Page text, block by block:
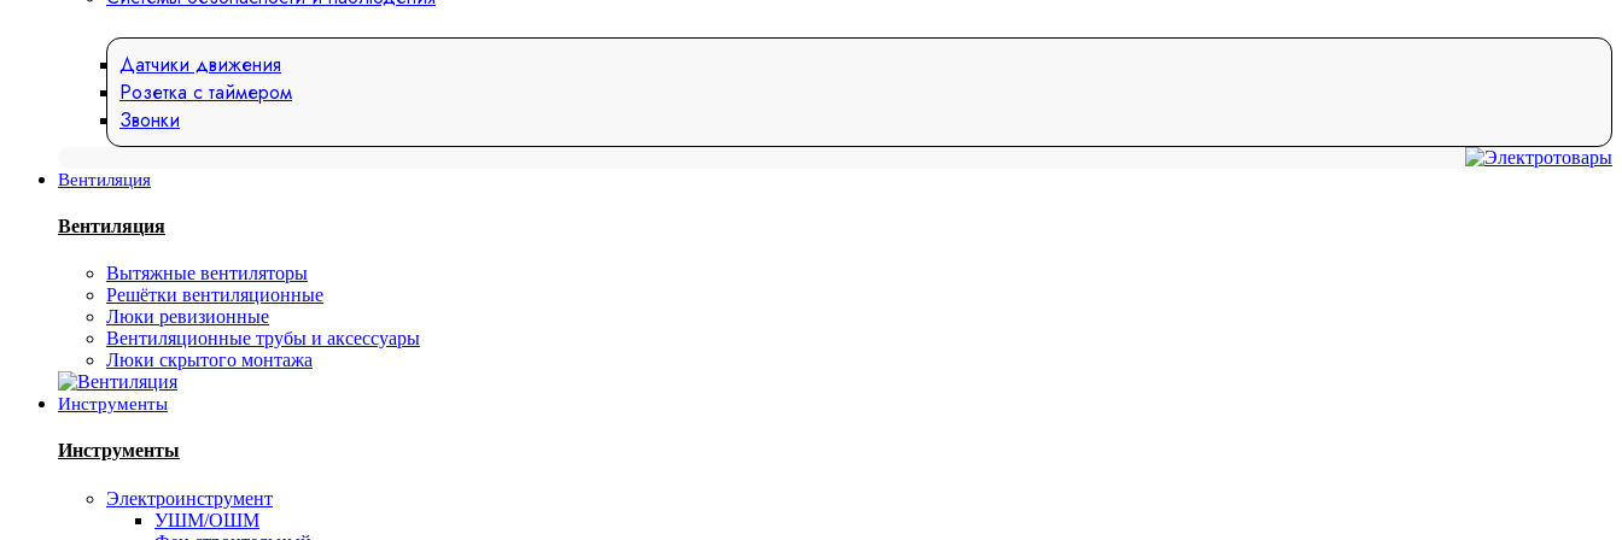
Датчики движения
Розетка с таймером
Звонки
Вентиляция
Вентиляция
Вытяжные вентиляторы
Решётки вентиляционные
Люки ревизионные
Вентиляционные трубы и аксессуары
Люки скрытого монтажа
Инструменты
Инструменты
Электроинструмент
УШМ/ОШМ